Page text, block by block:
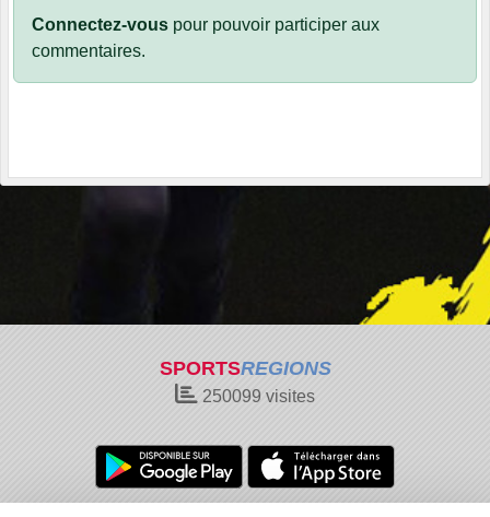
Connectez-vous pour pouvoir participer aux
commentaires.
SPORTSREGIONS
250099 visites